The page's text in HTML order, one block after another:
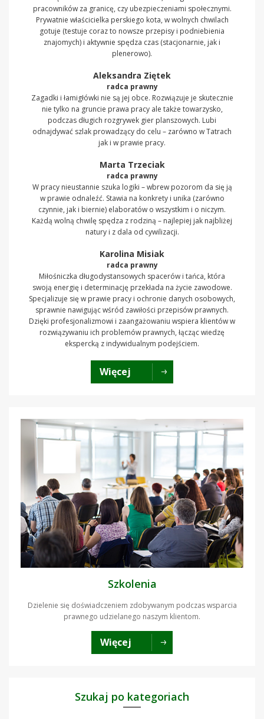
pracowników za granicę, czy ubezpieczeniami społecznymi.
Prywatnie właścicielka perskiego kota, w wolnych chwilach
gotuje (testuje coraz to nowsze przepisy i podniebienia
znajomych) i aktywnie spędza czas (stacjonarnie, jak i
plenerowo).
Aleksandra Ziętek
radca prawny
Zagadki i łamigłówki nie są jej obce. Rozwiązuje je skutecznie
nie tylko na gruncie prawa pracy ale także towarzysko,
podczas długich rozgrywek gier planszowych. Lubi
odnajdywać szlak prowadzący do celu – zarówno w Tatrach
jak i w prawie pracy.
Marta Trzeciak
radca prawny
W pracy nieustannie szuka logiki – wbrew pozorom da się ją
w prawie odnaleźć. Stawia na konkrety i unika (zarówno
czynnie, jak i biernie) elaboratów o wszystkim i o niczym.
Każdą wolną chwilę spędza z rodziną – najlepiej jak najbliżej
natury i z dala od cywilizacji.
Karolina Misiak
radca prawny
Miłośniczka długodystansowych spacerów i tańca, która
swoją energię i determinację przekłada na życie zawodowe.
Specjalizuje się w prawie pracy i ochronie danych osobowych,
sprawnie nawigując wśród zawiłości przepisów prawnych.
Dzięki profesjonalizmowi i zaangażowaniu wspiera klientów w
rozwiązywaniu ich problemów prawnych, łącząc wiedzę
ekspercką z indywidualnym podejściem.
Więcej
Szkolenia
Dzielenie się doświadczeniem zdobywanym podczas wsparcia
prawnego udzielanego naszym klientom.
Więcej
Szukaj po kategoriach